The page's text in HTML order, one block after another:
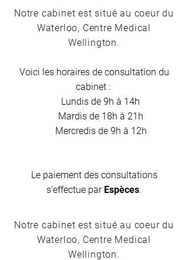
Notre cabinet est situé au coeur du
Waterloo, Centre Medical
Wellington.
Voici les horaires de consultation du
cabinet :
Lundis de 9h à 14h
Mardis de 18h à 21h
Mercredis de 9h à 12h
Le paiement des consultations
s'effectue par Espèces.
Notre cabinet est situé au coeur du
Waterloo, Centre Medical
Wellington.